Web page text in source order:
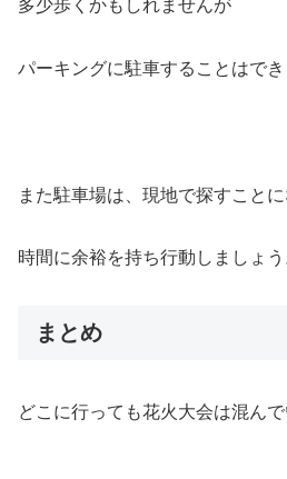
多少歩くかもしれませんが
パーキングに駐車することはでき
また駐車場は、現地で探すこと
時間に余裕を持ち行動しましょう
まとめ
どこに行っても花火大会は混んで